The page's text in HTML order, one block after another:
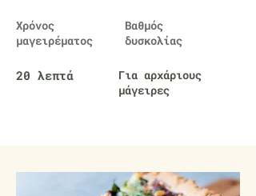
Χρόνος
μαγειρέματος
20 λεπτά
Βαθμός
δυσκολίας
Για αρχάριους
μάγειρες